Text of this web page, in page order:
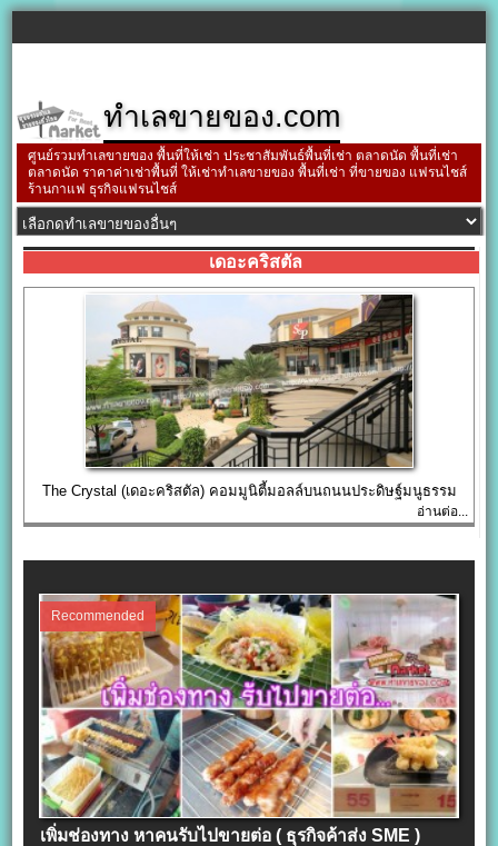
ทำเลขายของ.com
ศูนย์รวมทำเลขายของ พื้นที่ให้เช่า ประชาสัมพันธ์พื้นที่เช่า ตลาดนัด พื้นที่เช่า
ตลาดนัด ราคาค่าเช่าพื้นที่ ให้เช่าทำเลขายของ พื้นที่เช่า ที่ขายของ แฟรนไชส์
ร้านกาแฟ ธุรกิจแฟรนไชส์
เดอะคริสตัล
The Crystal (เดอะคริสตัล) คอมมูนิตี้มอลล์บนถนนประดิษฐ์มนูธรรม
อ่านต่อ...
Recommended
เพิ่มช่องทาง หาคนรับไปขายต่อ ( ธุรกิจค้าส่ง SME )